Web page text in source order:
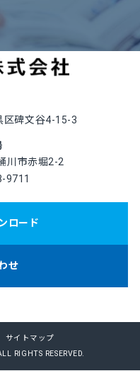
碑文谷4-15-3
川市赤堀2-2
9711
ロード
せ
サイトマップ
RIGHTS RESERVED.